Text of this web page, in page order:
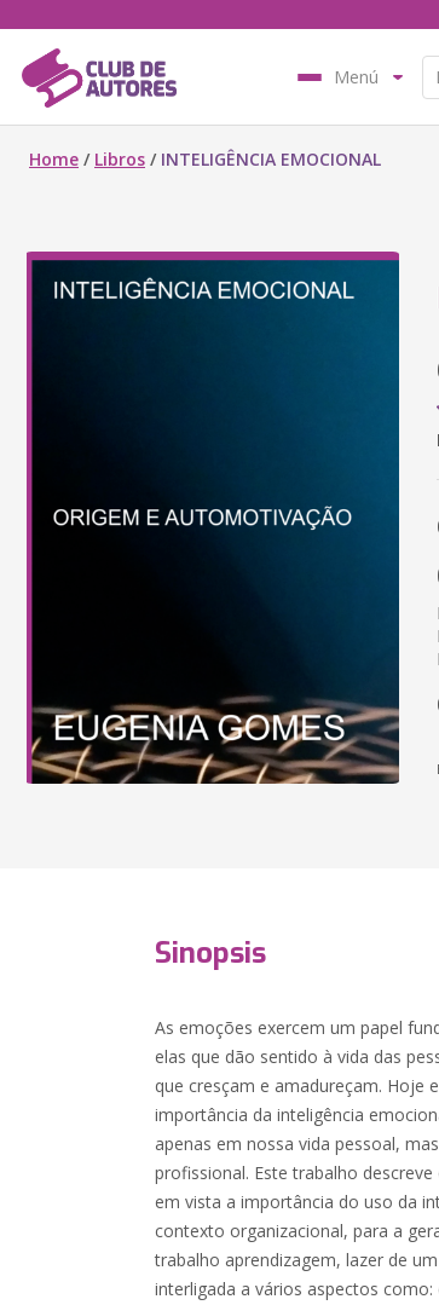
Menú
Home / Libros / INTELIGÊNCIA EMOCIONAL
Sinopsis
As emoções exercem um papel
elas que dão sentido à vida das
que cresçam e amadureçam. Hoje
importância da inteligência
apenas em nossa vida pessoal,
profissional. Este trabalho
em vista a importância do uso da
contexto organizacional, para a
trabalho aprendizagem, lazer de
interligada a vários aspectos